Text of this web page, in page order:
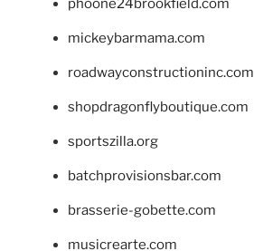
phoone24brookfield.com
mickeybarmama.com
roadwayconstructioninc.com
shopdragonflyboutique.com
sportszilla.org
batchprovisionsbar.com
brasserie-gobette.com
musicrearte.com